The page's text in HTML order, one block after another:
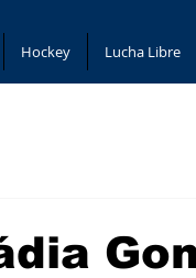
Hockey Lucha Libre